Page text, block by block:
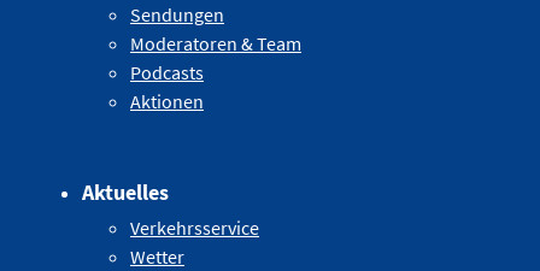
Sendungen
Moderatoren & Team
Podcasts
Aktionen
Aktuelles
Verkehrsservice
Wetter